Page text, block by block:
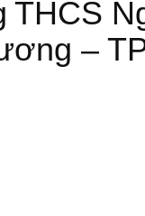
THCS
–